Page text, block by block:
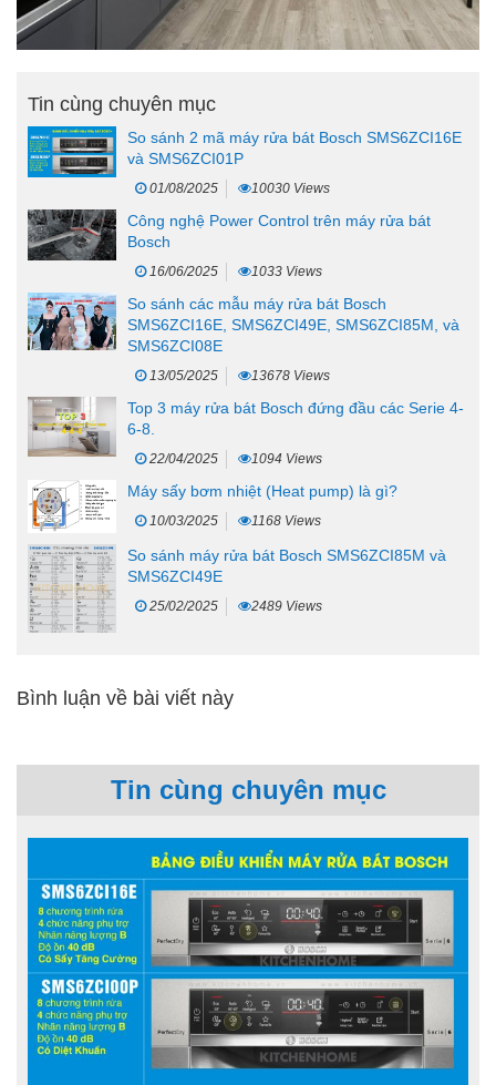
Tin cùng chuyên mục
So sánh 2 mã máy rửa bát Bosch SMS6ZCI16E
và SMS6ZCI01P
01/08/2025 10030 Views
Công nghệ Power Control trên máy rửa bát
Bosch
16/06/2025 1033 Views
So sánh các mẫu máy rửa bát Bosch
SMS6ZCI16E, SMS6ZCI49E, SMS6ZCI85M, và
SMS6ZCI08E
13/05/2025 13678 Views
Top 3 máy rửa bát Bosch đứng đầu các Serie 4-
6-8.
22/04/2025 1094 Views
Máy sấy bơm nhiệt (Heat pump) là gì?
10/03/2025 1168 Views
So sánh máy rửa bát Bosch SMS6ZCI85M và
SMS6ZCI49E
25/02/2025 2489 Views
Bình luận về bài viết này
Tin cùng chuyên mục